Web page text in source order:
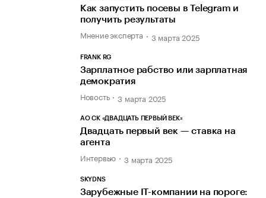
Как запустить посевы в Telegram и
получить результаты
Мнение эксперта 3 марта 2025
FRANK RG
Зарплатное рабство или зарплатная
демократия
Новость 3 марта 2025
АО СК «ДВАДЦАТЬ ПЕРВЫЙ ВЕК»
Двадцать первый век — ставка на
агента
Интервью 3 марта 2025
SKYDNS
Зарубежные IT-компании на пороге: